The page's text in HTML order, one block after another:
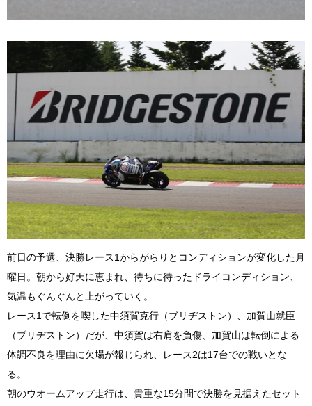
前日の予選、決勝レース1からがらりとコンディションが変化した月
曜日。朝から好天に恵まれ、待ちに待ったドライコンディション、
気温もぐんぐんと上がっていく。
レース1で転倒を喫した中須賀克行（ブリヂストン）、加賀山就臣
（ブリヂストン）だが、中須賀は右肩を負傷、加賀山は転倒による
体調不良を理由に欠場が報じられ、レース2は17台での戦いとな
る。
朝のウオームアップ走行は、貴重な15分間で決勝を見据えたセット